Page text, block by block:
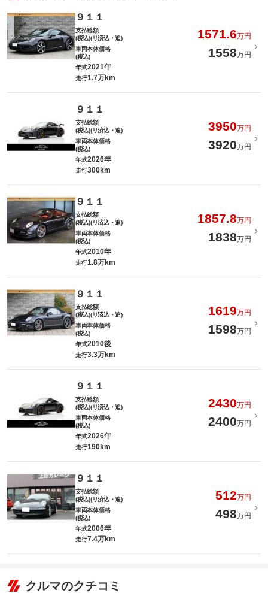
９１１
支払総額
(税込)(リ済込・追)
1571.6万円
車両本体価格
(税込)
1558万円
年式2021年
走行1.7万km
９１１
支払総額
(税込)(リ済込・追)
3950万円
車両本体価格
(税込)
3920万円
年式2026年
走行300km
９１１
支払総額
(税込)(リ済込・追)
1857.8万円
車両本体価格
(税込)
1838万円
年式2010年
走行1.8万km
９１１
支払総額
(税込)(リ済込・追)
1619万円
車両本体価格
(税込)
1598万円
年式2010後
走行3.3万km
９１１
支払総額
(税込)(リ済込・追)
2430万円
車両本体価格
(税込)
2400万円
年式2026年
走行190km
９１１
支払総額
(税込)(リ済込・追)
512万円
車両本体価格
(税込)
498万円
年式2006年
走行7.4万km
クルマのクチコミ